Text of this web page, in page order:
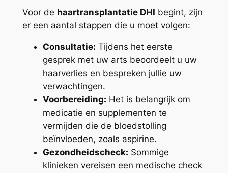
Voor de haartransplantatie DHI begint, zijn
er een aantal stappen die u moet volgen:
Consultatie: Tijdens het eerste
gesprek met uw arts beoordeelt u uw
haarverlies en bespreken jullie uw
verwachtingen.
Voorbereiding: Het is belangrijk om
medicatie en supplementen te
vermijden die de bloedstolling
beïnvloeden, zoals aspirine.
Gezondheidscheck: Sommige
klinieken vereisen een medische check